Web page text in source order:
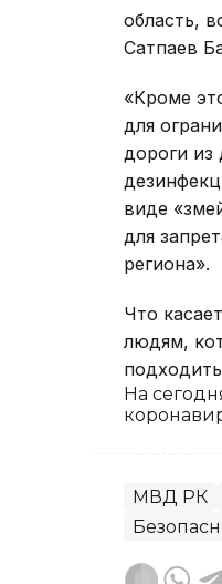
область,
Сатпаев
«Кроме
для
дороги из
виде
для
региона».
Что
людям,
На
МВД РК